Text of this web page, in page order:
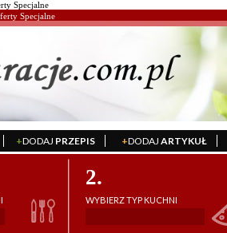
Specjalne
Specjalne
+DODAJ PRZEPIS +DODAJ ARTYKUŁ
2.
WYBIERZ TYP KUCHNI